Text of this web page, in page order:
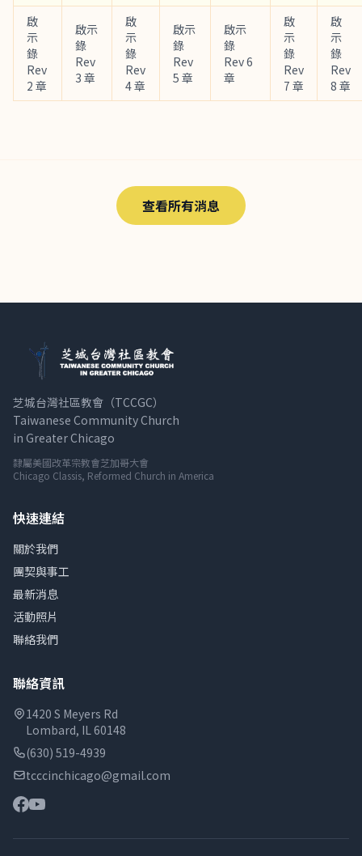
啟
示
錄
Rev
2 章
啟示
錄
Rev
3 章
啟
示
錄
Rev
4 章
啟示
錄
Rev
5 章
啟示
錄
Rev 6
章
啟
示
錄
Rev
7 章
啟
示
錄
Rev
8 章
查看所有消息
芝城台灣社區教會（TCCGC）
Taiwanese Community Church
in Greater Chicago
隸屬美國改革宗教會芝加哥大會
Chicago Classis, Reformed Church in America
快速連結
關於我們
團契與事工
最新消息
活動照片
聯絡我們
聯絡資訊
1420 S Meyers Rd
Lombard, IL 60148
(630) 519-4939
tcccinchicago@gmail.com